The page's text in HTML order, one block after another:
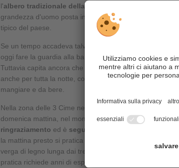
l'albero tradizionale della festa il sabato sera
grandezza d'uomo posta in cima all'albero, il cosiddetto “
tipico del paese.
Se un tempo accadeva talvolta che il Kirchtagsmichl
oggi fare la guardia alla bambola di pezza in cima
Tuttavia capita ancora che i giovaninon sposati
anche per tutta la notte, cosa che però non riesce
mangiare e da bere.
Nella zona delle 3 Cime nelle Dolomiti la sagra è una
domenica mattina, nel momento più importante della
ringraziamento ed è seguita da una processione
la mattina presto si pratica il “
verga di legno lunga dai tre ai quattro metri, che
pratica richiede anni di esperienza e un movimento